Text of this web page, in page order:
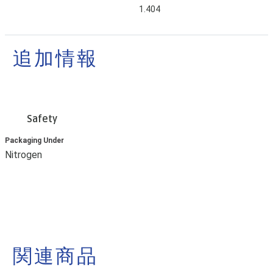
1.404
追加情報
Safety
Packaging Under
Nitrogen
関連商品